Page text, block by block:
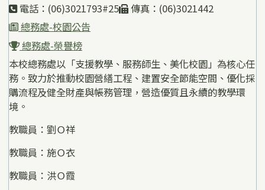
電話：(06)3021793#25
傳真：(06)3021442
總務處-校園公告
總務處-榮譽榜
本校總務處以「支援教學、服務師生、美化校園」為核心任
務。致力於推動校園營繕工程、建置安全節能空間、優化採
購流程及健全財產與帳務管理，營造優質且永續的教學環
境。
教職員：劉Ｏ祥
教職員：施Ｏ衣
教職員：洪Ｏ霞